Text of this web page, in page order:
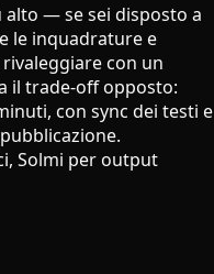
— se sei disposto a
le inquadrature e
con un
il trade-off opposto:
con sync dei testi e
Solmi per output